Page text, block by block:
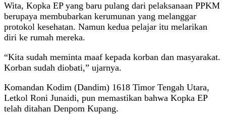
Wita, Kopka EP yang baru pulang dari pelaksanaan PPKM
berupaya membubarkan kerumunan yang melanggar
protokol kesehatan. Namun kedua pelajar itu melarikan
diri ke rumah mereka.
“Kita sudah meminta maaf kepada korban dan masyarakat.
Korban sudah diobati,” ujarnya.
Komandan Kodim (Dandim) 1618 Timor Tengah Utara,
Letkol Roni Junaidi, pun memastikan bahwa Kopka EP
telah ditahan Denpom Kupang.